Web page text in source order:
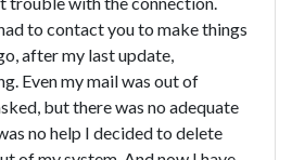
to contact you to make things
after my last update,
Even my mail was out of
but there was no adequate
no help I decided to delete